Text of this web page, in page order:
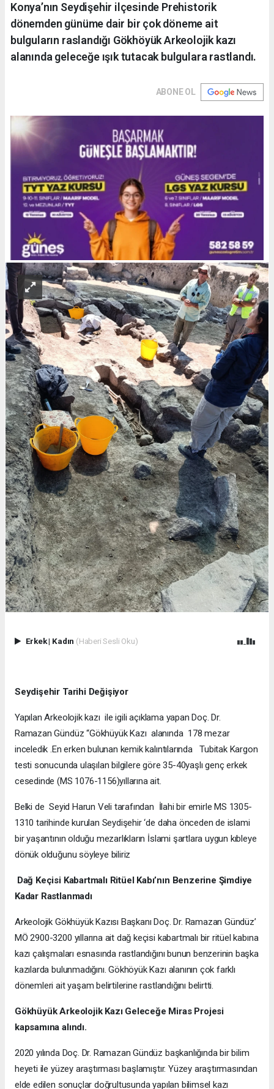
Konya’nın Seydişehir ilçesinde Prehistorik
dönemden günüme dair bir çok döneme ait
bulguların raslandığı Gökhöyük Arkeolojik kazı
alanında geleceğe ışık tutacak bulgulara rastlandı.
ABONE OL
Erkek| Kadın (Haberi Sesli Oku)
Seydişehir Tarihi Değişiyor
Yapılan Arkeolojik kazı ile igili açıklama yapan Doç. Dr.
Ramazan Gündüz “Gökhüyük Kazı alanında 178 mezar
inceledik .En erken bulunan kemik kalıntılarında Tubitak Kargon
testi sonucunda ulaşılan bilgilere göre 35-40yaşlı genç erkek
cesedinde (MS 1076-1156)yıllarına ait.
Belki de Seyid Harun Veli tarafından İlahi bir emirle MS 1305-
1310 tarihinde kurulan Seydişehir ‘de daha önceden de islami
bir yaşantının olduğu mezarlıkların İslami şartlara uygun kıbleye
dönük olduğunu söyleye biliriz
Dağ Keçisi Kabartmalı Ritüel Kabı’nın Benzerine Şimdiye
Kadar Rastlanmadı
Arkeolojik Gökhüyük Kazısı Başkanı Doç. Dr. Ramazan Gündüz’
MÖ 2900-3200 yıllarına ait dağ keçisi kabartmalı bir ritüel kabına
kazı çalışmaları esnasında rastlandığını bunun benzerinin başka
kazılarda bulunmadığını. Gökhöyük Kazı alanının çok farklı
dönemleri ait yaşam belirtilerine rastlandığını belirtti.
Gökhüyük Arkeolojik Kazı Geleceğe Miras Projesi
kapsamına alındı.
2020 yılında Doç. Dr. Ramazan Gündüz başkanlığında bir bilim
heyeti ile yüzey araştırması başlamıştır. Yüzey araştırmasından
elde edilen sonuçlar doğrultusunda yapılan bilimsel kazı